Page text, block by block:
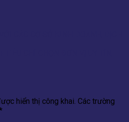
hiển thị công khai. Các trường